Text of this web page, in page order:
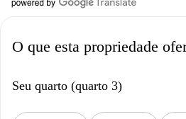
O que esta propriedade
Seu quarto (quarto 3)